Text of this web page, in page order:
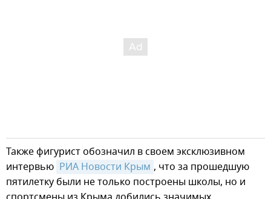
Также фигурист обозначил в своем эксклюзивном
интервью РИА Новости Крым , что за прошедшую
пятилетку были не только построены школы, но и